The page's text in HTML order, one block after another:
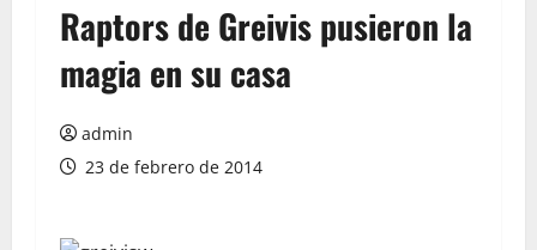
Raptors de Greivis pusieron la
magia en su casa
admin
23 de febrero de 2014